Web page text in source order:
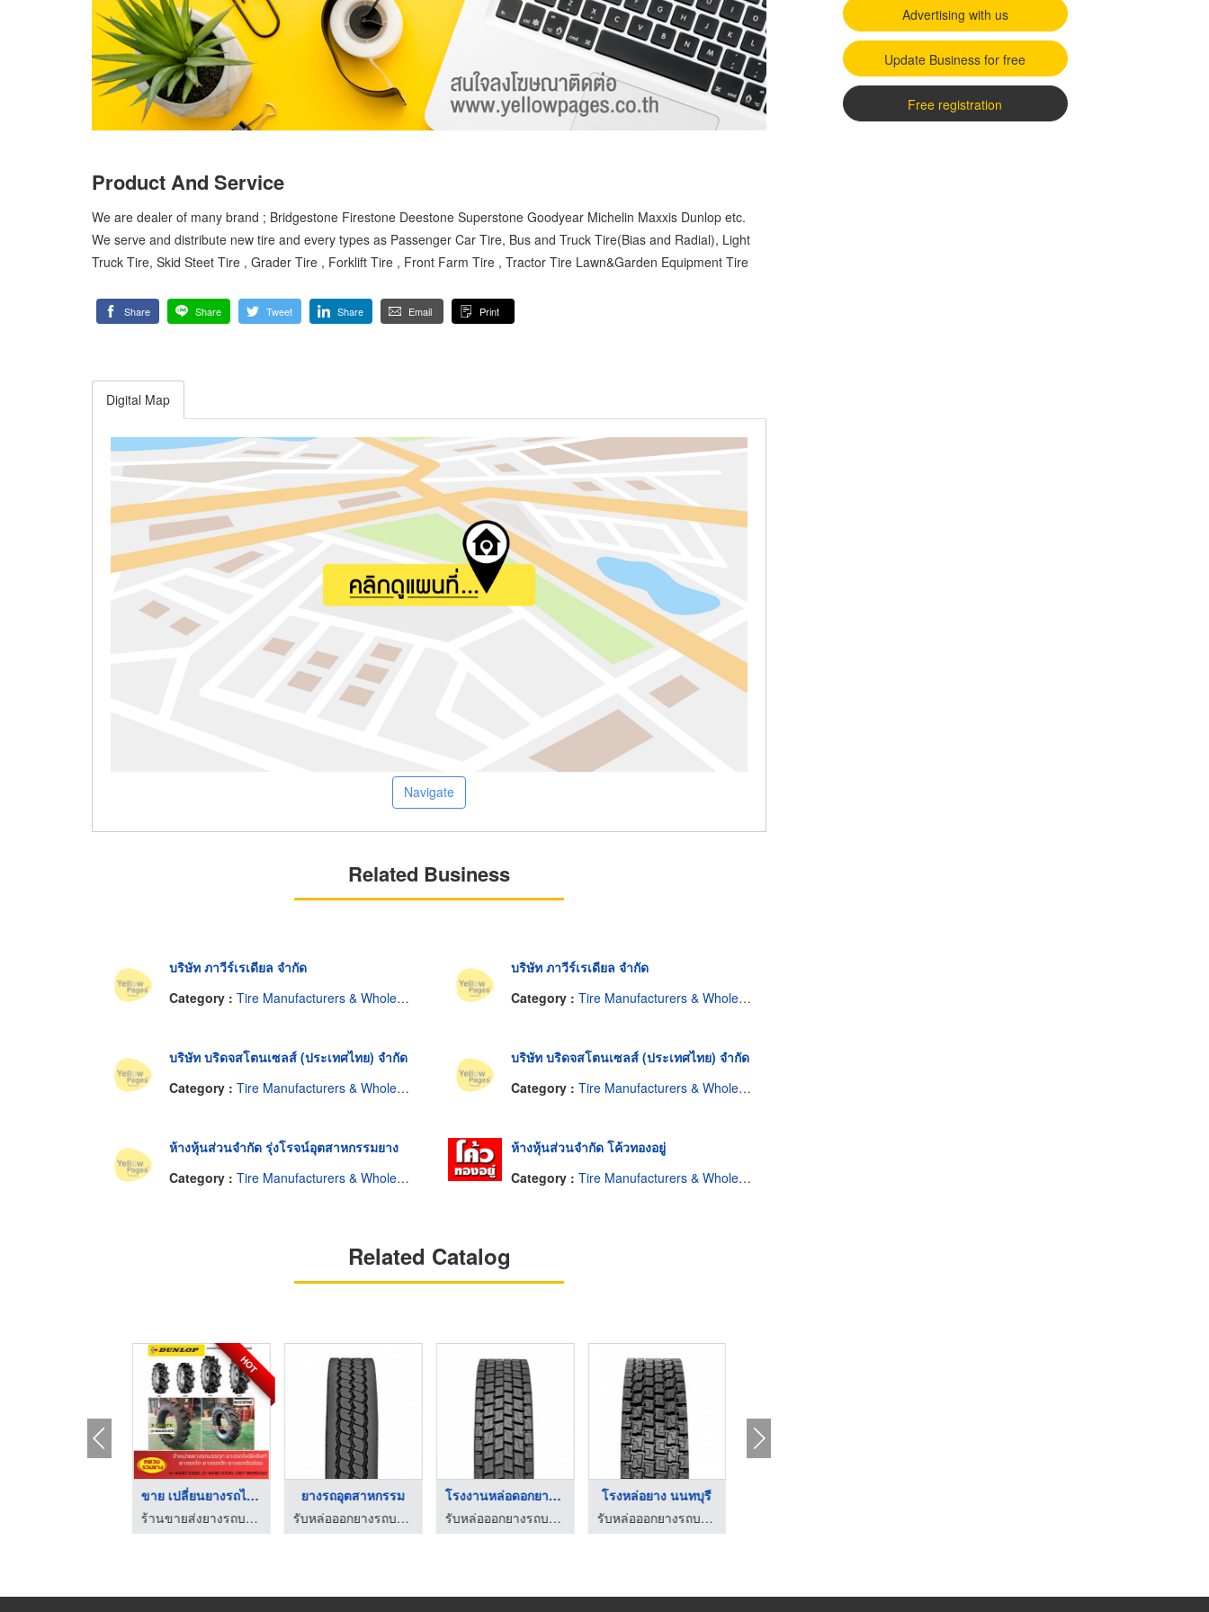
Product And Service
We are dealer of many brand ; Bridgestone Firestone Deestone Superstone Goodyear Michelin Maxxis Dunlop etc.
We serve and distribute new tire and every types as Passenger Car Tire, Bus and Truck Tire(Bias and Radial), Light
Truck Tire, Skid Steet Tire , Grader Tire , Forklift Tire , Front Farm Tire , Tractor Tire Lawn&Garden Equipment Tire
Share Share Tweet Share Email Print
Digital Map
Navigate
Related Business
บริษัท ภาวีร์เรเดียล จำกัด
Category : Tire Manufacturers & Wholesale
บริษัท ภาวีร์เรเดียล จำกัด
Category : Tire Manufacturers & Wholesale
บริษัท บริดจสโตนเซลส์ (ประเทศไทย) จำกัด
Category : Tire Manufacturers & Wholesale
บริษัท บริดจสโตนเซลส์ (ประเทศไทย) จำกัด
Category : Tire Manufacturers & Wholesale
ห้างหุ้นส่วนจำกัด รุ่งโรจน์อุตสาหกรรมยาง
Category : Tire Manufacturers & Wholesale
ห้างหุ้นส่วนจำกัด โค้วทองอยู่
Category : Tire Manufacturers & Wholesale
Related Catalog
HOT
ขาย เปลี่ยนยางรถไถ 1 ...
ร้านขายส่งยางรถบรรทุก ยางรถไถ - หยวนรวมยาง
ยางรถอุตสาหกรรม
รับหล่อออกยางรถบรรทุก รถโฟล์คลิฟ - อินทราแมชชินเนอรี่
โรงงานหล่อดอกยางรถบร ...
รับหล่อออกยางรถบรรทุก รถโฟล์คลิฟ - อินทราแมชชินเนอรี่
โรงหล่อยาง นนทบุรี
รับหล่อออกยางรถบรรทุก รถโฟล์คลิฟ - อินทราแมชชินเนอรี่
Advertising with us
Update Business for free
Free registration